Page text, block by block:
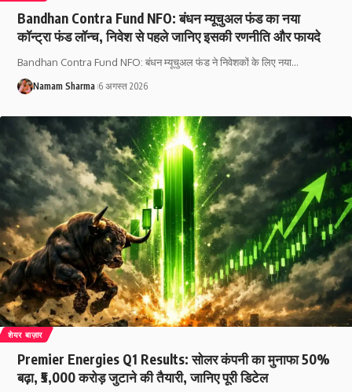
Bandhan Contra Fund NFO: बंधन म्यूचुअल फंड का नया
कॉन्ट्रा फंड लॉन्च, निवेश से पहले जानिए इसकी रणनीति और फायदे
Bandhan Contra Fund NFO: बंधन म्यूचुअल फंड ने निवेशकों के लिए नया…
Namam Sharma 6 अगस्त 2026
शेयर बाज़ार
Premier Energies Q1 Results: सोलर कंपनी का मुनाफा 50%
बढ़ा, ₹5,000 करोड़ जुटाने की तैयारी, जानिए पूरी डिटेल